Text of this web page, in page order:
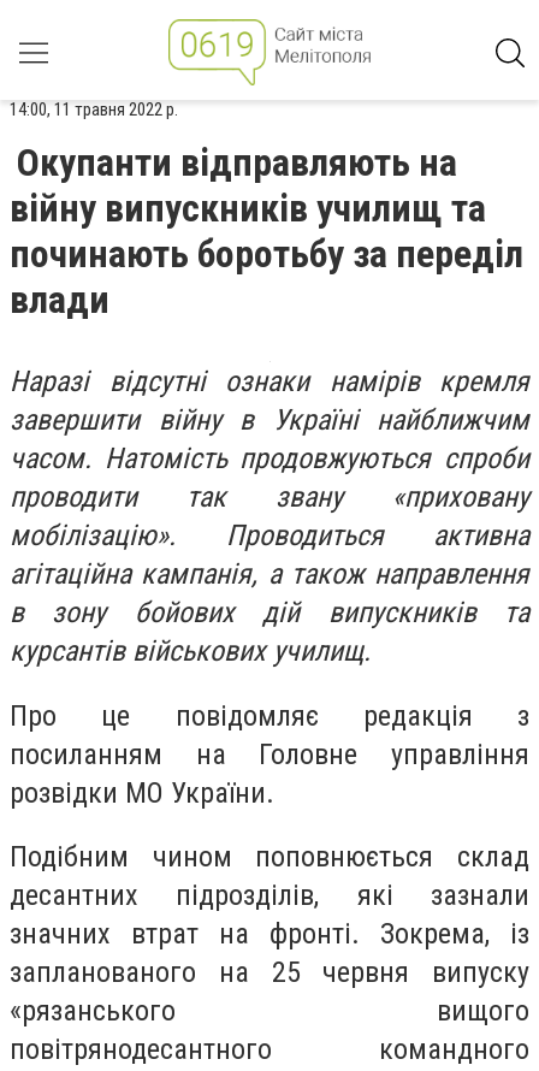
14:00, 11 травня 2022 р.
Окупанти відправляють на
війну випускників училищ та
починають боротьбу за переділ
влади
​​Наразі відсутні ознаки намірів кремля
завершити війну в Україні найближчим
часом. Натомість продовжуються спроби
проводити так звану «приховану
мобілізацію». Проводиться активна
агітаційна кампанія, а також направлення
в зону бойових дій випускників та
курсантів військових училищ.
Про це повідомляє редакція з
посиланням на Головне управління
розвідки МО України.
Подібним чином поповнюється склад
десантних підрозділів, які зазнали
значних втрат на фронті. Зокрема, із
запланованого на 25 червня випуску
«рязанського вищого
повітрянодесантного командного